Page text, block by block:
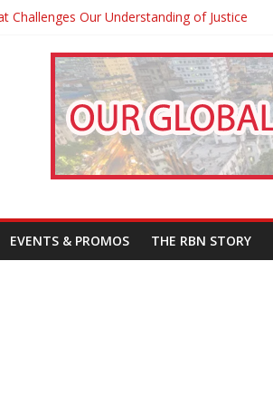
Challenges Our Understanding of Justice
EVENTS & PROMOS THE RBN STORY